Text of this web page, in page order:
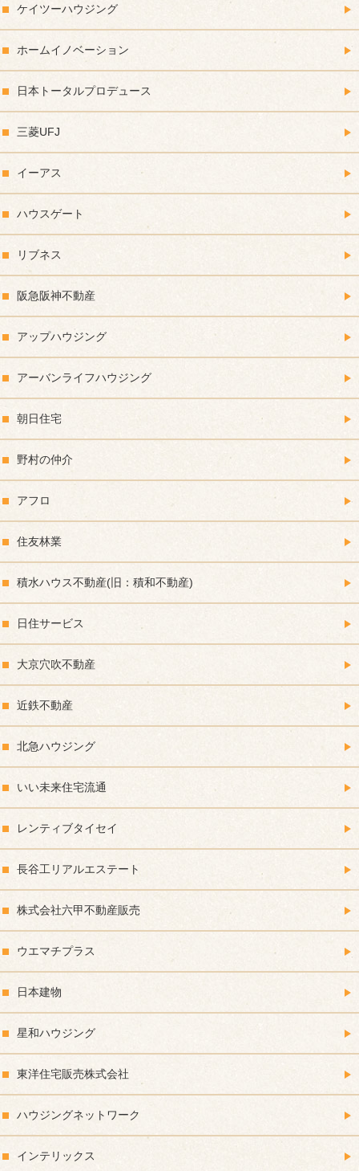
ケイツーハウジング
ホームイノベーション
日本トータルプロデュース
三菱UFJ
イーアス
ハウスゲート
リブネス
阪急阪神不動産
アップハウジング
アーバンライフハウジング
朝日住宅
野村の仲介
アフロ
住友林業
積水ハウス不動産(旧：積和不動産)
日住サービス
大京穴吹不動産
近鉄不動産
北急ハウジング
いい未来住宅流通
レンティブタイセイ
長谷工リアルエステート
株式会社六甲不動産販売
ウエマチプラス
日本建物
星和ハウジング
東洋住宅販売株式会社
ハウジングネットワーク
インテリックス